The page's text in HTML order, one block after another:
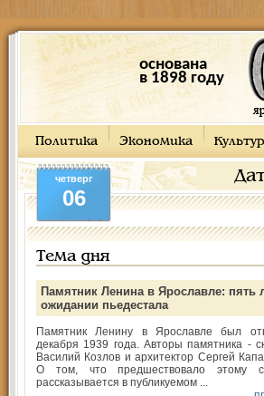
основана
в 1898 году
Политика Экономика
четверг
06
Тема дня
Памятник Ленина в Ярославле: пять
ожидании пьедестала
Памятник Ленину в Ярославле был
декабря 1939 года. Авторы памятника -
Василий Козлов и архитектор Сергей
О том, что предшествовало этому
рассказывается в публикуемом ...